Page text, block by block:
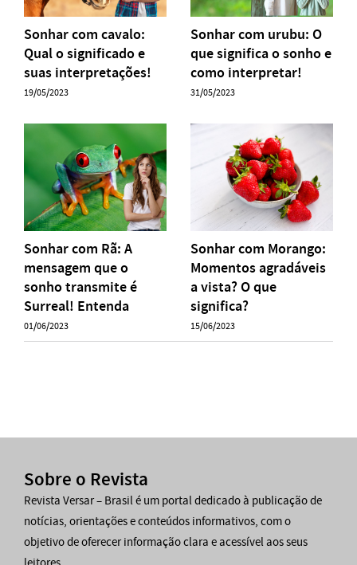
Sonhar com cavalo:
Qual o significado e
suas interpretações!
19/05/2023
Sonhar com urubu: O
que significa o sonho e
como interpretar!
31/05/2023
Sonhar com Rã: A
mensagem que o
sonho transmite é
Surreal! Entenda
01/06/2023
Sonhar com Morango:
Momentos agradáveis
a vista? O que
significa?
15/06/2023
Sobre o Revista
Revista Versar – Brasil é um portal dedicado à publicação de
notícias, orientações e conteúdos informativos, com o
objetivo de oferecer informação clara e acessível aos seus